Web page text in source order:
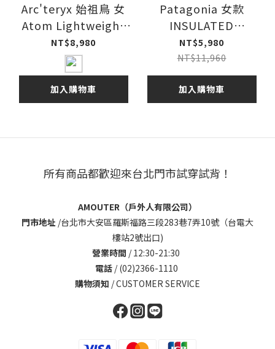
Arc'teryx 始祖鳥 女
Atom Lightweight
Hoody 輕量化纖外套
NT$8,980
加入購物車
Patagonia 女款
INSULATED
SNOWBELLE 滑雪運
動防水外套
NT$5,980
NT$11,960
加入購物車
所有商品都歡迎來台北門市試穿試背！
AMOUTER（戶外人有限公司）
門市地址 /台北市大安區羅斯福路三段283巷7弄10號（台電大
樓站2號出口)
營業時間 / 12:30-21:30
電話 / (02)2366-1110
購物須知 /CUSTOMER SERVICE